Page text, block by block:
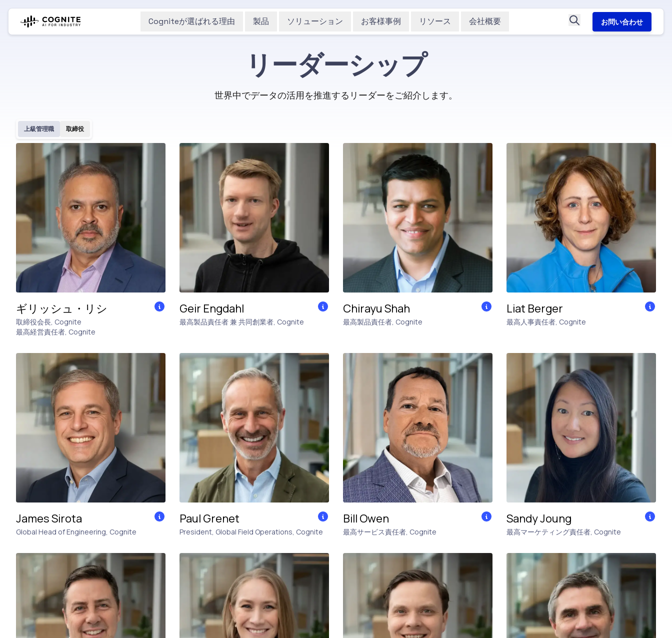
Cogniteが選ばれる理由 製品 ソリューション お客様事例 リソース 会社概要 お問い合わせ
リーダーシップ
世界中でデータの活用を推進するリーダーをご紹介します。
上級管理職 取締役
ギリッシュ・リシ
取締役会長, Cognite
最高経営責任者, Cognite
Geir Engdahl
最高製品責任者 兼 共同創業者, Cognite
Chirayu Shah
最高製品責任者, Cognite
Liat Berger
最高人事責任者, Cognite
James Sirota
Global Head of Engineering, Cognite
Paul Grenet
President, Global Field Operations, Cognite
Bill Owen
最高サービス責任者, Cognite
Sandy Joung
最高マーケティング責任者, Cognite